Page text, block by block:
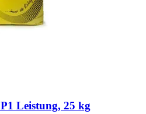
P1 Leistung, 25 kg